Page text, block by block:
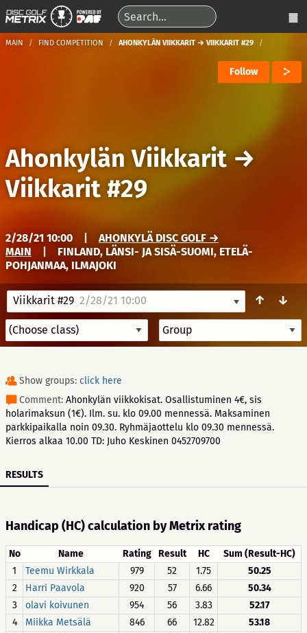
MAIN FIND COMPETITION AHONKYLÄN VIIKKARIT → VIIKKARIT #29
Follow
Ahonkylän Viikkarit→
Viikkarit #29
2/28/21 10:00
AHONKYLÄ DISC GOLF →
MAIN
FINLAND, LÄNSI- JA SISÄ-SUOMI, ETELÄ-
POHJANMAA, ILMAJOKI
Viikkarit #29 2/28/21 10:00 ↑ ↓
Show groups: click here
Comment: Ahonkylän viikkokisat. Osallistuminen 4€, sis
holarimaksun (1€). Ilm. su. klo 09.00 mennessä. Maksaminen
parkkipaikalla noin 09.30. Ryhmäjaottelu klo 09.30 mennessä.
Kierros alkaa 10.00 TD: Juho Keskinen 0452709700
RESULTS
Handicap (HC) calculation by Metrix rating
No Name Rating Result HC
Sum (Result-HC)
1
Teemu Wirkkala 979 52 1.75
50.25
2
Harri Paavola 920 57 6.66
50.34
3
olavi koivunen 954 56 3.83
52.17
4
Miikka Metsälä 846 66 12.82
53.18